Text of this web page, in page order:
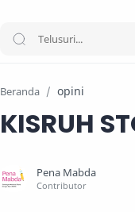
Beranda opini
KISRUH